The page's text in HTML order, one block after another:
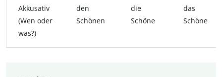
Akkusativ
(Wen oder
was?)
den
Schönen
die
Schöne
das
Schöne